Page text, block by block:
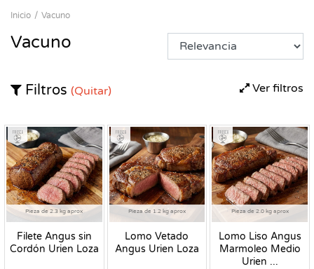
Inicio Vacuno
Vacuno
Ver filtros
Filtros (Quitar)
Pieza de 2.3 kg aprox
Filete Angus sin
Cordón Urien Loza
Fresco
Pieza de 1.2 kg aprox
Lomo Vetado
Angus Urien Loza
Fresco
Pieza de 2.0 kg aprox
Lomo Liso Angus
Marmoleo Medio
Urien ...
Fresco